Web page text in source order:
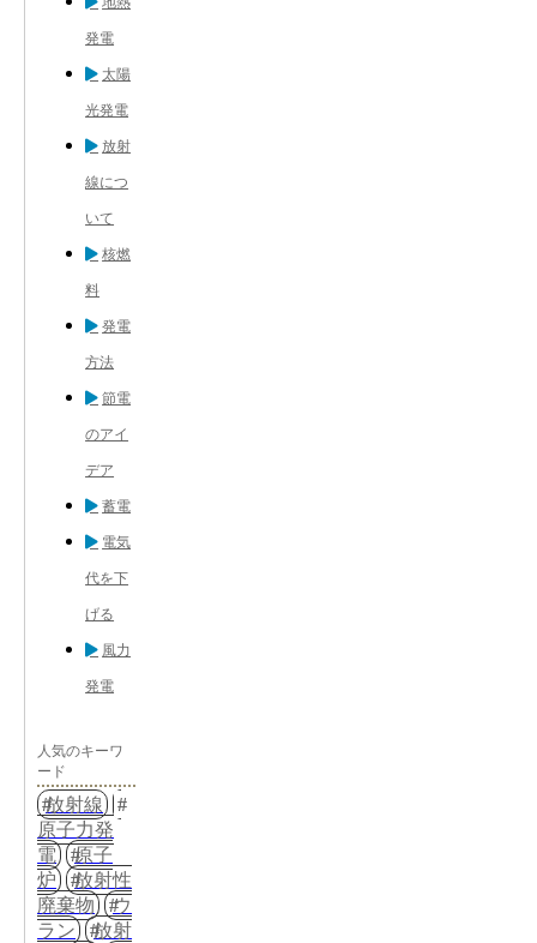
発電
太陽
光発電
放射
線につ
いて
核燃
料
発電
方法
節電
のアイ
デア
蓄電
電気
代を下
げる
風力
発電
人気のキーワ
ード
放射線
原子力発
電
原子
炉
放射性
廃棄物
ウ
ラン
放射